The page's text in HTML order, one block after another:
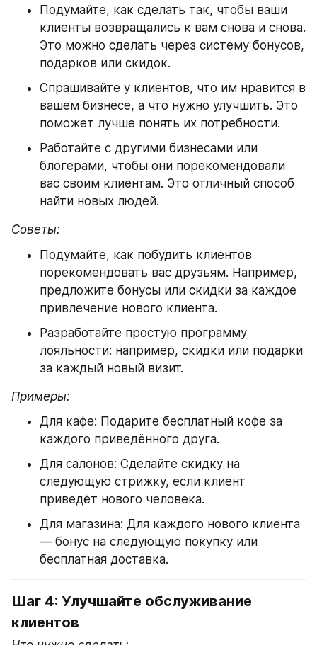
Подумайте, как сделать так, чтобы ваши
клиенты возвращались к вам снова и снова.
Это можно сделать через систему бонусов,
подарков или скидок.
Спрашивайте у клиентов, что им нравится в
вашем бизнесе, а что нужно улучшить. Это
поможет лучше понять их потребности.
Работайте с другими бизнесами или
блогерами, чтобы они порекомендовали
вас своим клиентам. Это отличный способ
найти новых людей.
Советы:
Подумайте, как побудить клиентов
порекомендовать вас друзьям. Например,
предложите бонусы или скидки за каждое
привлечение нового клиента.
Разработайте простую программу
лояльности: например, скидки или подарки
за каждый новый визит.
Примеры:
Для кафе: Подарите бесплатный кофе за
каждого приведённого друга.
Для салонов: Сделайте скидку на
следующую стрижку, если клиент
приведёт нового человека.
Для магазина: Для каждого нового клиента
— бонус на следующую покупку или
бесплатная доставка.
Шаг 4: Улучшайте обслуживание
клиентов